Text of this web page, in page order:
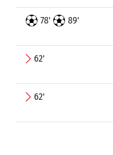
78' 89'
62'
62'